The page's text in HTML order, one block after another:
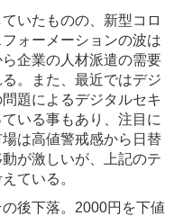
いたものの、新型コロ
ォーメーションの波は
企業の人材派遣の需要
。また、最近ではデジ
題によるデジタルセキ
いる事もあり、注目に
は高値警戒感から日替
が激しいが、上記のテ
ている。
後下落。2000円を下値